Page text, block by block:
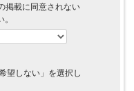
掲載に同意されない
望しない」を選択し